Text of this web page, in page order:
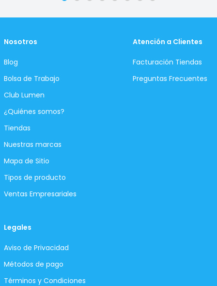
Nosotros
Blog
Bolsa de Trabajo
Club Lumen
¿Quiénes somos?
Tiendas
Nuestras marcas
Mapa de Sitio
Tipos de producto
Ventas Empresariales
Atención a Clientes
Facturación Tiendas
Preguntas Frecuentes
Legales
Aviso de Privacidad
Métodos de pago
Términos y Condiciones